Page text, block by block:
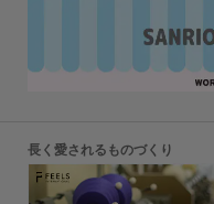
長く愛されるものづくり